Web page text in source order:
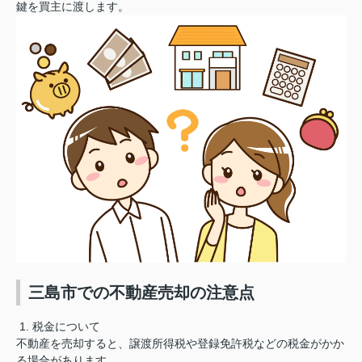
鍵を買主に渡します。
三島市での不動産売却の注意点
1. 税金について
不動産を売却すると、譲渡所得税や登録免許税などの税金がかか